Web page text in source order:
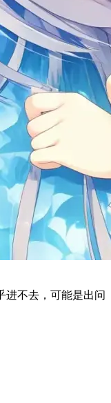
进不去，可能是出问